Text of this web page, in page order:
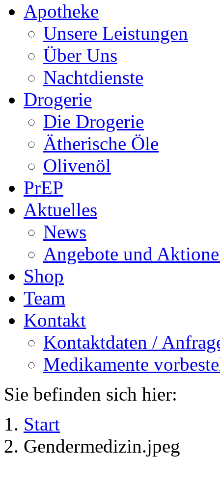
Apotheke
Unsere Leistungen
Über Uns
Nachtdienste
Drogerie
Die Drogerie
Ätherische Öle
Olivenöl
PrEP
Aktuelles
News
Angebote und
Shop
Team
Kontakt
Kontaktdaten /
Medikamente
Sie befinden sich hier:
Start
Gendermedizin.jpeg